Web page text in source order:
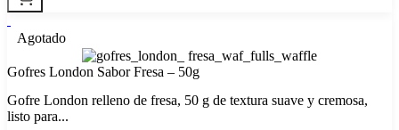
Agotado
Gofres London Sabor Fresa – 50g
Gofre London relleno de fresa, 50 g de textura suave y cremosa,
listo para...